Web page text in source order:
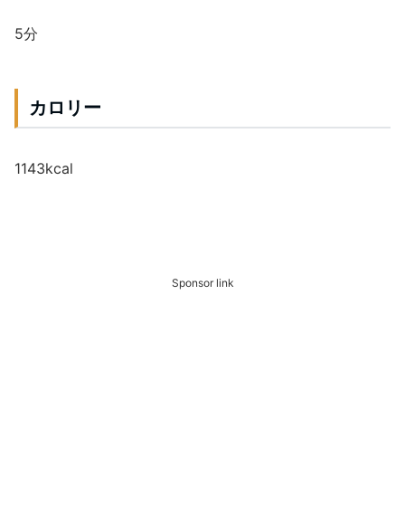
5分
カロリー
1143kcal
Sponsor link